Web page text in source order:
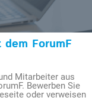
ForumF
Mitarbeiter aus
Bewerben Sie
oder verweisen